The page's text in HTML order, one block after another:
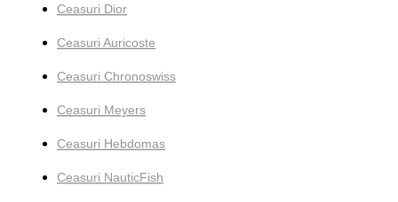
Ceasuri Dior
Ceasuri Auricoste
Ceasuri Chronoswiss
Ceasuri Meyers
Ceasuri Hebdomas
Ceasuri NauticFish